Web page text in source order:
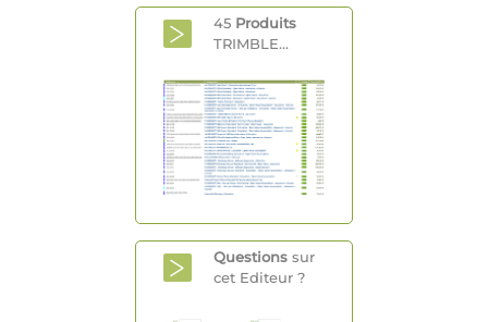
45 Produits
TRIMBLE...
Questions sur
cet Editeur ?